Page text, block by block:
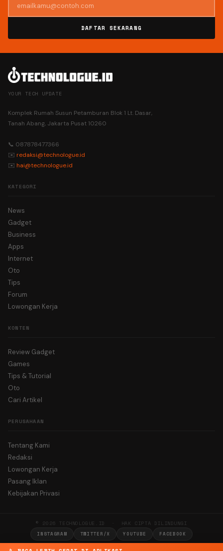
DAFTAR SEKARANG
YOUR TECH UPDATE
Komplek Rumah Susun Petamburan Blok 1 Lt. Dasar,
Tanah Abang, Jakarta Pusat 10260
📞 087878477366
✉️ redaksi@technologue.id
✉️ hai@technologue.id
KATEGORI
News
Gadget
Business
Apps
Internet
Oto
Tips
Forum
Lowongan Kerja
KONTEN
Review Gadget
Games
Tips & Tutorial
Oto
Cari Artikel
PERUSAHAAN
Tentang Kami
Redaksi
Lowongan Kerja
Pasang Iklan
Kebijakan Privasi
© 2026 TECHNOLOGUE.ID · HAK CIPTA DILINDUNGI
INSTAGRAM TWITTER/X YOUTUBE FACEBOOK